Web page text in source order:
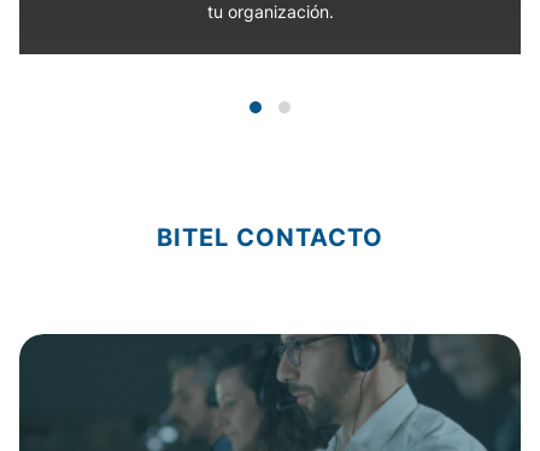
tu organización.
BITEL CONTACTO